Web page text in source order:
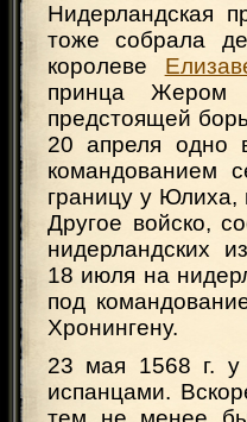
Нидерландская
тоже собрала
королеве
принца Жером
предстоящей
20 апреля одно
командованием
границу у
Другое войско,
нидерландских
18 июля на
под
Хронингену.
23 мая 1568 г. у
испанцами.